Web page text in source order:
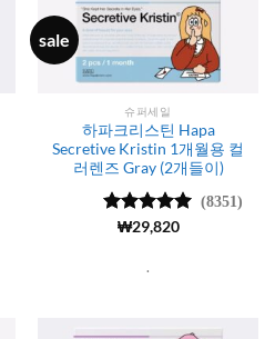
sale
슈퍼세일
하파크리스틴 Hapa
Secretive Kristin 1개월용 컬
러렌즈 Gray (2개들이)
5 중에서
(8351)
₩29,820
.